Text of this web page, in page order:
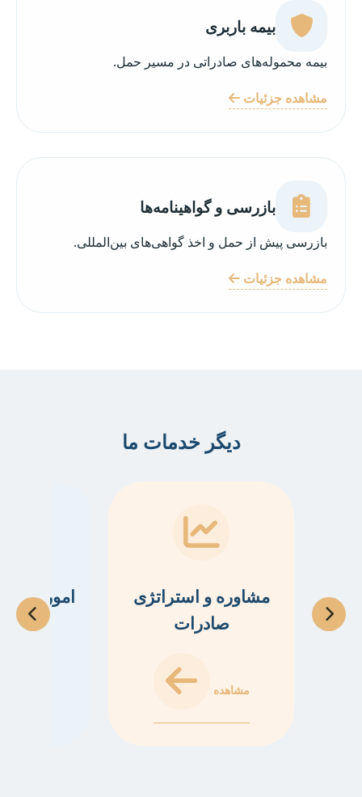
بیمه باربری
بیمه محموله‌های صادراتی در مسیر حمل.
مشاهده جزئیات
بازرسی و گواهینامه‌ها
بازرسی پیش از حمل و اخذ گواهی‌های بین‌المللی.
مشاهده جزئیات
دیگر خدمات ما
مشاوره و استراتژی
صادرات
مشاهده
امور